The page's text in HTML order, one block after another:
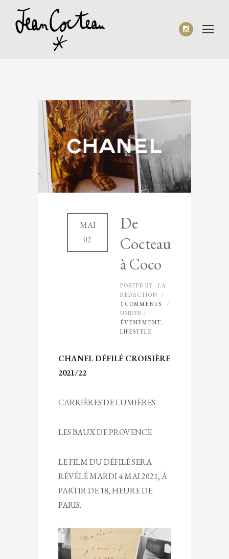
MAI
02
De
Cocteau
à Coco
POSTED BY : LA
RÉDACTION /
1 COMMENTS
/
UNDER :
ÉVÉNEMENT,
LIFESTYLE
CHANEL DÉFILÉ CROISIÈRE
2021/22
CARRIÈRES DE LUMIÈRES
LES BAUX DE PROVENCE
LE FILM DU DÉFILÉ SERA
RÉVÉLÉ MARDI 4 MAI 2021, À
PARTIR DE 18, HEURE DE
PARIS.